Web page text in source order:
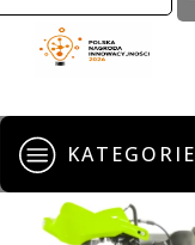
KATEGORIE